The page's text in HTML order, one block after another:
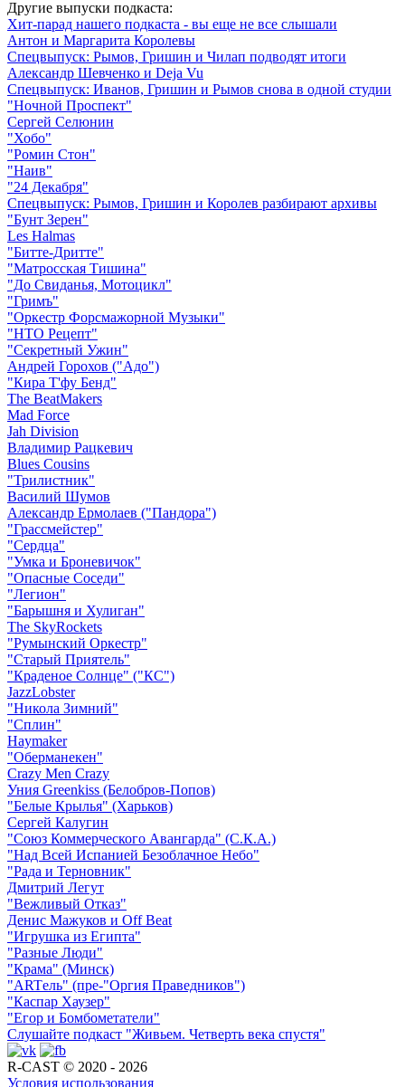
Другие выпуски подкаста:
Хит-парад нашего подкаста - вы еще не все слышали
Антон и Маргарита Королевы
Спецвыпуск: Рымов, Гришин и Чилап подводят итоги
Александр Шевченко и Deja Vu
Спецвыпуск: Иванов, Гришин и Рымов снова в одной студии
"Ночной Проспект"
Сергей Селюнин
"Хобо"
"Ромин Стон"
"Наив"
"24 Декабря"
Спецвыпуск: Рымов, Гришин и Королев разбирают архивы
"Бунт Зерен"
Les Halmas
"Битте-Дритте"
"Матросская Тишина"
"До Свиданья, Мотоцикл"
"Гримъ"
"Оркестр Форсмажорной Музыки"
"НТО Рецепт"
"Секретный Ужин"
Андрей Горохов ("Адо")
"Кира Т'фу Бенд"
The BeatMakers
Mad Force
Jah Division
Владимир Рацкевич
Blues Cousins
"Трилистник"
Василий Шумов
Александр Ермолаев ("Пандора")
"Грассмейстер"
"Сердца"
"Умка и Броневичок"
"Опасные Соседи"
"Легион"
"Барышня и Хулиган"
The SkyRockets
"Румынский Оркестр"
"Старый Приятель"
"Краденое Солнце" ("КС")
JazzLobster
"Никола Зимний"
"Сплин"
Haymaker
"Оберманекен"
Crazy Men Crazy
Уния Greenkiss (Белобров-Попов)
"Белые Крылья" (Харьков)
Сергей Калугин
"Союз Коммерческого Авангарда" (С.К.А.)
"Над Всей Испанией Безоблачное Небо"
"Рада и Терновник"
Дмитрий Легут
"Вежливый Отказ"
Денис Мажуков и Off Beat
"Игрушка из Египта"
"Разные Люди"
"Крама" (Минск)
"ARTель" (пре-"Оргия Праведников")
"Каспар Хаузер"
"Егор и Бомбометатели"
Слушайте подкаст "Живьем. Четверть века спустя"
R-CAST © 2020 - 2026
Условия использования